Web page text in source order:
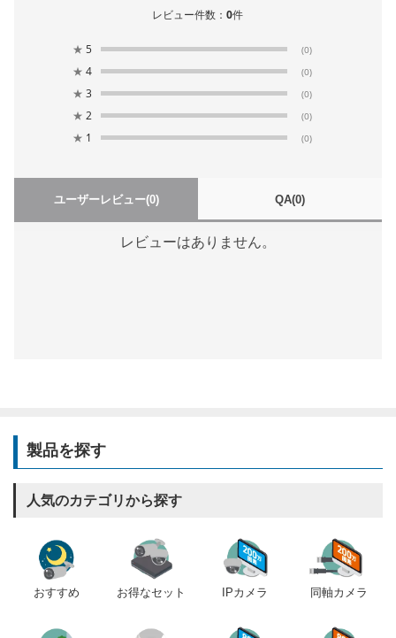
レビュー件数：0件
★ 5 (0)
★ 4 (0)
★ 3 (0)
★ 2 (0)
★ 1 (0)
ユーザーレビュー(0) QA(0)
レビューはありません。
製品を探す
人気のカテゴリから探す
おすすめ お得なセット IPカメラ 同軸カメラ